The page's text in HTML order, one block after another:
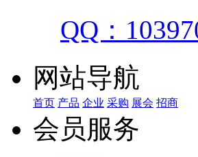
QQ：
网站导航
首页 产品 企业 采购 展会 招商
会员服务